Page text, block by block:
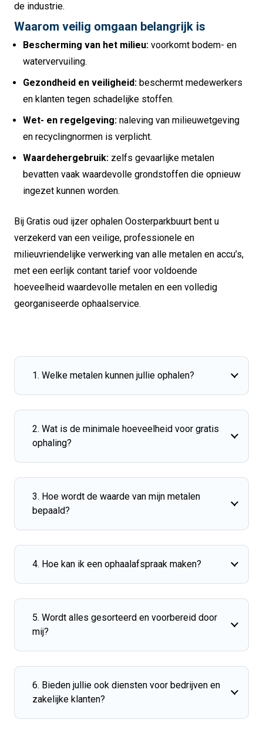
de industrie.
Waarom veilig omgaan belangrijk is
Bescherming van het milieu: voorkomt bodem- en
watervervuiling.
Gezondheid en veiligheid: beschermt medewerkers
en klanten tegen schadelijke stoffen.
Wet- en regelgeving: naleving van milieuwetgeving
en recyclingnormen is verplicht.
Waardehergebruik: zelfs gevaarlijke metalen
bevatten vaak waardevolle grondstoffen die opnieuw
ingezet kunnen worden.
Bij Gratis oud ijzer ophalen Oosterparkbuurt bent u
verzekerd van een veilige, professionele en
milieuvriendelijke verwerking van alle metalen en accu’s,
met een eerlijk contant tarief voor voldoende
hoeveelheid waardevolle metalen en een volledig
georganiseerde ophaalservice.
1. Welke metalen kunnen jullie ophalen?
2. Wat is de minimale hoeveelheid voor gratis
ophaling?
3. Hoe wordt de waarde van mijn metalen
bepaald?
4. Hoe kan ik een ophaalafspraak maken?
5. Wordt alles gesorteerd en voorbereid door
mij?
6. Bieden jullie ook diensten voor bedrijven en
zakelijke klanten?